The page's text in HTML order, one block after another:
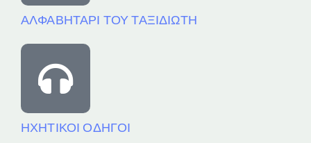
ΑΛΦΑΒΗΤΑΡΙ ΤΟΥ ΤΑΞΙΔΙΩΤΗ
ΗΧΗΤΙΚΟΙ ΟΔΗΓΟΙ